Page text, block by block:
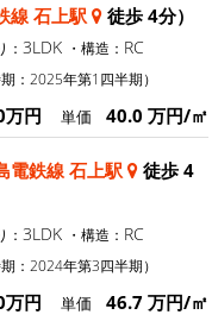
線 石上駅 徒歩 4分）
： 3LDK ・構造： RC
期：2025年第1四半期）
円 単価 40.0 万円/㎡
電鉄線 石上駅
徒歩 4
： 3LDK ・構造： RC
期：2024年第3四半期）
円 単価 46.7 万円/㎡